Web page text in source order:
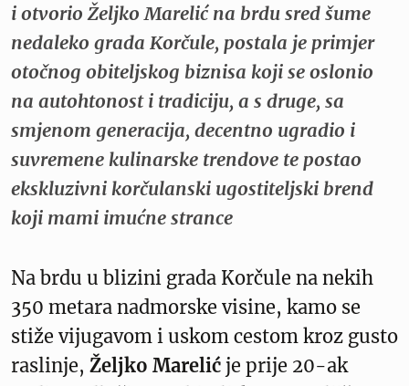
i otvorio Željko Marelić na brdu sred šume
nedaleko grada Korčule, postala je primjer
otočnog obiteljskog biznisa koji se oslonio
na autohtonost i tradiciju, a s druge, sa
smjenom generacija, decentno ugradio i
suvremene kulinarske trendove te postao
ekskluzivni korčulanski ugostiteljski brend
koji mami imućne strance
Na brdu u blizini grada Korčule na nekih
350 metara nadmorske visine, kamo se
stiže vijugavom i uskom cestom kroz gusto
raslinje, Željko Marelić je prije 20-ak